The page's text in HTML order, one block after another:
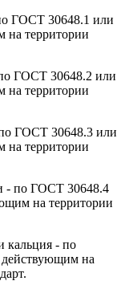
ГОСТ 30648.1 или
на территории
ГОСТ 30648.2 или
на территории
ГОСТ 30648.3 или
на территории
- по ГОСТ 30648.4
на территории
кальция - по
на